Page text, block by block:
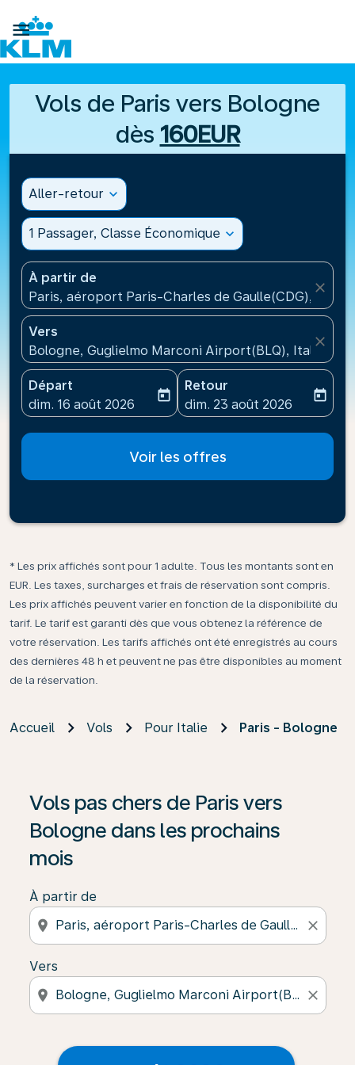

Vols de Paris vers Bologne
dès 160EUR
Aller-retour expand_more
1 Passager, Classe Économique expand_more
À partir de
Paris, aéroport Paris-Charles de Gaulle(CDG),
close
Vers
Bologne, Guglielmo Marconi Airport(BLQ), Italie
close
Départ
fc-booking-departure-date-aria-label
dim. 16 août 2026
today
Retour
fc-booking-return-date-
dim. 23 août 2026
today
Voir les offres
* Les prix affichés sont pour 1 adulte. Tous les montants sont en
EUR. Les taxes, surcharges et frais de réservation sont compris.
Les prix affichés peuvent varier en fonction de la disponibilité du
tarif. Le tarif est garanti dès que vous obtenez la référence de
votre réservation. Les tarifs affichés ont été enregistrés au cours
des dernières 48 h et peuvent ne pas être disponibles au moment
de la réservation.
Accueil Vols Pour Italie Paris - Bologne
Vols pas chers de Paris vers
Bologne dans les prochains
mois
À partir de
location_on close
Vers
location_on close